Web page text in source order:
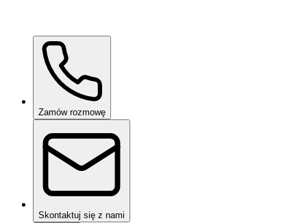
Ceramic Pro Care+na zapytanie
Zamów rozmowę
Skontaktuj się z nami